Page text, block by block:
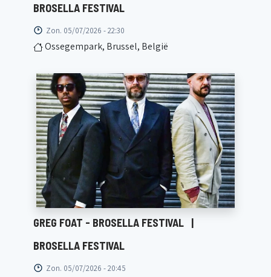
BROSELLA FESTIVAL
Zon. 05/07/2026 - 22:30
Ossegempark, Brussel, België
GREG FOAT - BROSELLA FESTIVAL |
BROSELLA FESTIVAL
Zon. 05/07/2026 - 20:45